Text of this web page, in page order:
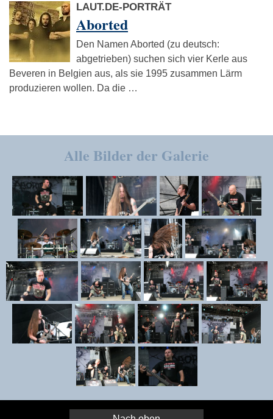
LAUT.DE-PORTRÄT
Aborted
Den Namen Aborted (zu deutsch:
abgetrieben) suchen sich vier Kerle aus
Beveren in Belgien aus, als sie 1995 zusammen Lärm
produzieren wollen. Da die …
Alle Bilder der Galerie